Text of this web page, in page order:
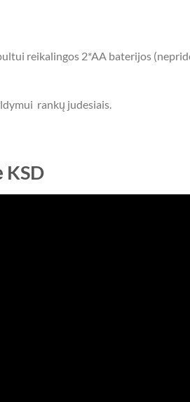
reikalingos 2*AA baterijos
rankų judesiais.
KSD